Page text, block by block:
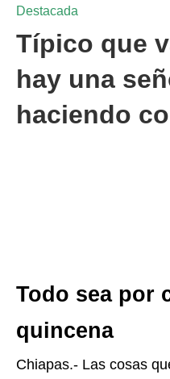
Destacada
Típico que
hay una
haciendo
Todo sea por
quincena
Chiapas.- Las cosas